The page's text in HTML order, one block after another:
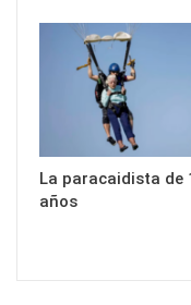
La paracaidista de
años